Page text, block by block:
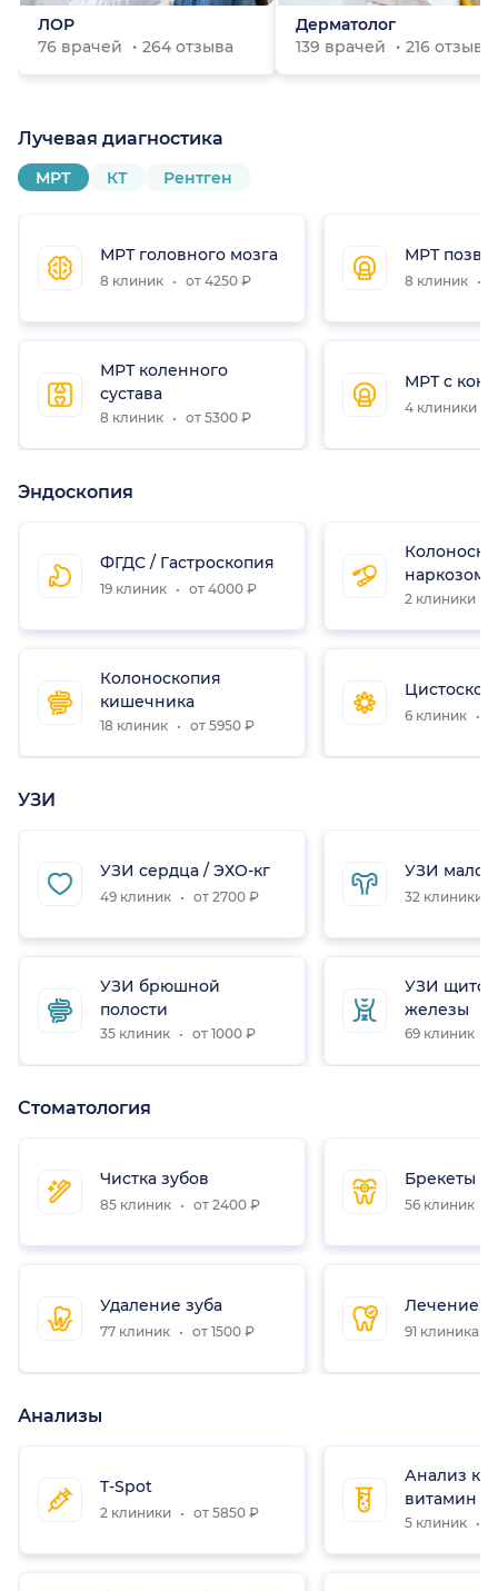
ЛОР
76 врачей
264 отзыва
Дерматолог
139 врачей
216
Лучевая диагностика
МРТ КТ Рентген
МРТ головного мозга
8 клиник от 4250 ₽
МРТ коленного
сустава
8 клиник от 5300 ₽
МРТ
8 клиник
МРТ с
4 клиники
Эндоскопия
ФГДС / Гастроскопия
19 клиник от 4000 ₽
Колоноскопия
кишечника
18 клиник от 5950 ₽
наркозом
2 клиники
6 клиник
УЗИ
УЗИ сердца / ЭХО-кг
49 клиник от 2700 ₽
УЗИ брюшной
полости
35 клиник от 1000 ₽
УЗИ
32 клиники
УЗИ
железы
69 клиник
Стоматология
Чистка зубов
85 клиник от 2400 ₽
Удаление зуба
77 клиник от 1500 ₽
Брекеты
56 клиник
Лечение
91 клиника
Анализы
T-Spot
2 клиники от 5850 ₽
Анализ
витамин D
5 клиник